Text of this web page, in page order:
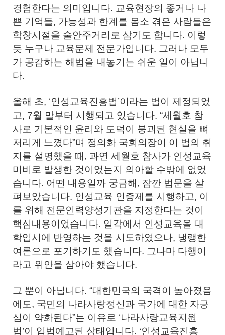
경험한다는 의미입니다. 교육현장의 좋거나 나
쁜 기억들, 가능성과 한계를 몸소 겪은 사람들은
학창시절을 술안주거리로 삼기도 합니다. 이렇
듯 누구나 교육문제 전문가입니다. 그러나 모두
가 공감하는 해법을 내놓기는 쉬운 일이 아닙니
다.
올해 초, ‘인성교육진흥법’이라는 법이 제정되었
고, 7월 말부터 시행되고 있습니다. “세월호 참
사로 기본적인 윤리와 도덕이 붕괴된 현실을 뼈
저리게 느꼈다”며 정의화 국회의장이 이 법의 취
지를 설명했을 때, 과연 세월호 참사가 인성교육
미비로 발생한 것이었는지 의아할 수밖에 없었
습니다. 어떤 내용일까 궁금해, 잠깐 법문을 살
펴보았습니다. 인성교육 인증제를 시행하고, 이
를 위해 전문인력양성기관을 지정한다는 것이
핵심내용이었습니다. 일각에서 인성교육을 대
학입시에 반영하는 것을 시도하였으나, 냉랭한
여론으로 포기하기도 했습니다. 그나마 다행이
라고 위안을 삼아야 했습니다.
그 뿐이 아닙니다. “대한민국의 국격이 높아졌음
에도, 국민의 나라사랑정신과 국가에 대한 자긍
심이 약화된다”는 이유로 ‘나라사랑교육지원
법’이 입법예고된 상태입니다. ‘인성교육진흥